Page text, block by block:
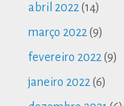
abril 2022(14)
março 2022(9)
fevereiro 2022(9)
janeiro 2022(6)